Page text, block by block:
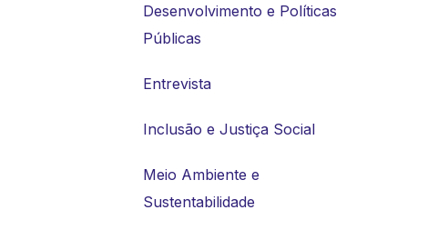
Desenvolvimento e Políticas
Públicas
Entrevista
Inclusão e Justiça Social
Meio Ambiente e
Sustentabilidade